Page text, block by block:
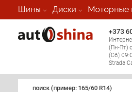
Шины Диски Моторные
+373
(Пн-Пт)
(Сб)
Strada
поиск (примеp: 165/60 R14)